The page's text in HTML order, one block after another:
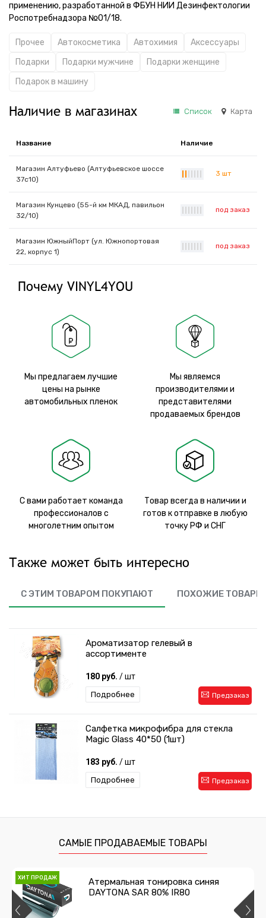
применению, разработанной в ФБУН НИИ Дезинфектологии
Роспотребнадзора №01/18.
Прочее Автокосметика Автохимия
Аксессуары
Подарки
Подарки мужчине
Подарки женщине
Подарок в машину
Наличие в магазинах Список Карта
Название Наличие
Магазин Алтуфьево (Алтуфьевское шоссе
37с10)
3 шт
Магазин Кунцево (55-й км МКАД, павильон
32/10)
под заказ
Магазин ЮжныйПорт (ул. Южнопортовая
22, корпус 1)
под заказ
Почему VINYL4YOU
Мы предлагаем лучшие
цены на рынке
автомобильных пленок
Мы являемся
производителями и
представителями
продаваемых брендов
С вами работает команда
профессионалов с
многолетним опытом
Товар всегда в наличии и
готов к отправке в любую
точку РФ и СНГ
Также может быть интересно
С ЭТИМ ТОВАРОМ ПОКУПАЮТ ПОХОЖИЕ ТОВАРЫ
Ароматизатор гелевый в
ассортименте
180 руб. / шт
Предзаказ
Подробнее
Салфетка микрофибра для стекла
Magic Glass 40*50 (1шт)
183 руб. / шт
Предзаказ
Подробнее
САМЫЕ ПРОДАВАЕМЫЕ ТОВАРЫ
ХИТ ПРОДАЖ
Атермальная тонировка синяя
DAYTONA SAR 80% IR80